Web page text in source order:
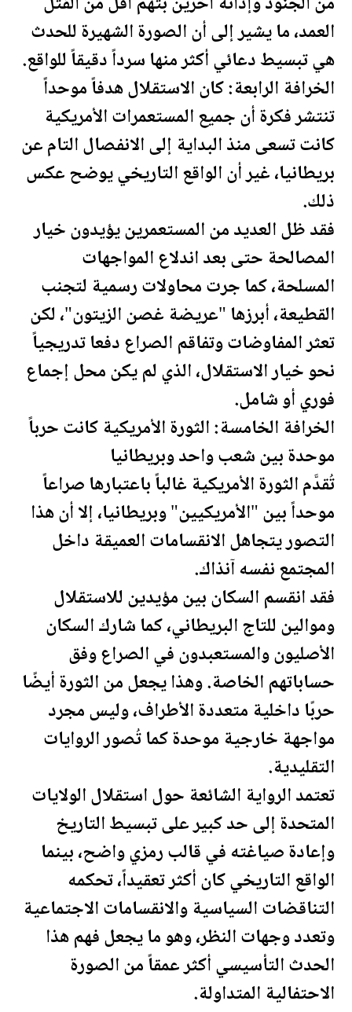
العمد، ما يشير إلى أن الصورة الشهيرة للحدث
هي تبسيط دعائي أكثر منها سرداً دقيقاً للواقع.
الخرافة الرابعة: كان الاستقلال هدفاً موحداً
تنتشر فكرة أن جميع المستعمرات الأمريكية
كانت تسعى منذ البداية إلى الانفصال التام عن
بريطانيا، غير أن الواقع التاريخي يوضح عكس
ذلك.
فقد ظل العديد من المستعمرين يؤيدون خيار
المصالحة حتى بعد اندلاع المواجهات
المسلحة، كما جرت محاولات رسمية لتجنب
القطيعة، أبرزها "عريضة غصن الزيتون"، لكن
تعثر المفاوضات وتفاقم الصراع دفعا تدريجياً
نحو خيار الاستقلال، الذي لم يكن محل إجماع
فوري أو شامل.
الخرافة الخامسة: الثورة الأمريكية كانت حرباً
موحدة بين شعب واحد وبريطانيا
تُقدَّم الثورة الأمريكية غالباً باعتبارها صراعاً
موحداً بين "الأمريكيين" وبريطانيا، إلا أن هذا
التصور يتجاهل الانقسامات العميقة داخل
المجتمع نفسه آنذاك.
فقد انقسم السكان بين مؤيدين للاستقلال
وموالين للتاج البريطاني، كما شارك السكان
الأصليون والمستعبدون في الصراع وفق
حساباتهم الخاصة. وهذا يجعل من الثورة أيضًا
حربًا داخلية متعددة الأطراف، وليس مجرد
مواجهة خارجية موحدة كما تُصور الروايات
التقليدية.
تعتمد الرواية الشائعة حول استقلالالولايات
المتحدةإلى حد كبير على تبسيط التاريخ
وإعادة صياغته في قالب رمزي واضح، بينما
الواقع التاريخي كان أكثر تعقيداً، تحكمه
التناقضات السياسية والانقسامات الاجتماعية
وتعدد وجهات النظر، وهو ما يجعل فهم هذا
الحدث التأسيسي أكثر عمقاً من الصورة
الاحتفالية المتداولة.